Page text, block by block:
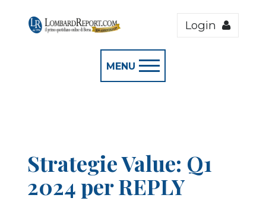
Login
MENU
Strategie Value: Q1
2024 per REPLY